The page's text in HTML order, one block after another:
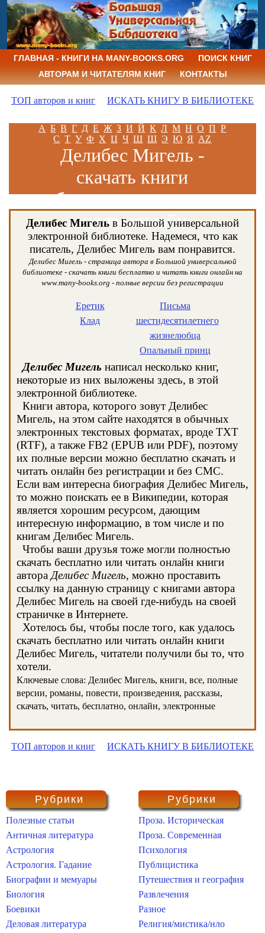
ГЛАВНАЯ - КНИГИ НА MANY-BOOKS.ORG
ПОИСК КНИГ
АВТОРАМ И ЧИТАТЕЛЯМ КНИГ
КОНТАКТЫ
ТОП авторов и книг ИСКАТЬ КНИГУ В БИБЛИОТЕКЕ
А Б В Г Д Е Ж З И Й К Л М Н О П Р
С Т У Ф Х Ц Ч Ш Щ Э Ю Я AZ
Делибес Мигель -
скачать книги
бесплатно и читать
книги онлайн
Делибес Мигель в Большой универсальной
электронной библиотеке. Надемеся, что как
писатель, Делибес Мигель вам понравится.
Делибес Мигель - страница автора в Большой универсальной
библиотеке - скачать книги бесплатно и читать книги онлайн на
www.many-books.org - полные версии без регистрации
Еретик
Клад
Письма
шестидесятилетнего
жизнелюбца
Опальный принц
Делибес Мигель написал несколько книг,
некоторые из них выложены здесь, в этой
электронной библиотеке.
Книги автора, которого зовут Делибес
Мигель, на этом сайте находятся в обычных
электронных текстовых форматах, вроде TXT
(RTF), а также FB2 (EPUB или PDF), поэтому
их полные версии можно бесплатно скачать и
читать онлайн без регистрации и без СМС.
Если вам интересна биография Делибес Мигель,
то можно поискать ее в Википедии, которая
является хорошим ресурсом, дающим
интересную информацию, в том числе и по
книгам Делибес Мигель.
Чтобы ваши друзья тоже могли полностью
скачать бесплатно или читать онлайн книги
автора Делибес Мигель, можно проставить
ссылку на данную страницу с книгами автора
Делибес Мигель на своей где-нибудь на своей
страничке в Интернете.
Хотелось бы, чтобы после того, как удалось
скачать бесплатно или читать онлайн книги
Делибес Мигель, читатели получили бы то, что
хотели.
Ключевые слова: Делибес Мигель, книги, все, полные
версии, романы, повести, произведения, рассказы,
скачать, читать, бесплатно, онлайн, электронные
ТОП авторов и книг ИСКАТЬ КНИГУ В БИБЛИОТЕКЕ
Рубрики
Полезные статьи
Античная литература
Астрология
Астрология. Гадание
Биографии и мемуары
Биология
Боевики
Деловая литература
Рубрики
Проза. Историческая
Проза. Современная
Психология
Публицистика
Путешествия и география
Развлечения
Разное
Религия/мистика/нло